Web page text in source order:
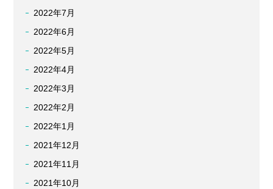
2022年7月
2022年6月
2022年5月
2022年4月
2022年3月
2022年2月
2022年1月
2021年12月
2021年11月
2021年10月